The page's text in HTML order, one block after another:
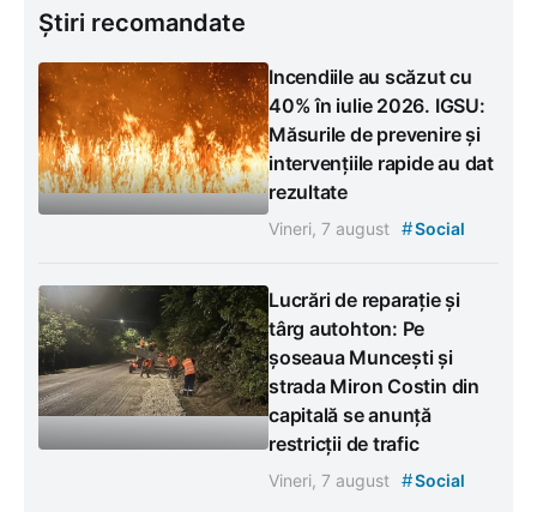
Știri recomandate
Incendiile au scăzut cu
40% în iulie 2026. IGSU:
Măsurile de prevenire și
intervențiile rapide au dat
rezultate
Vineri, 7 august #Social
Lucrări de reparație și
târg autohton: Pe
șoseaua Muncești și
strada Miron Costin din
capitală se anunță
restricții de trafic
Vineri, 7 august #Social